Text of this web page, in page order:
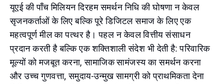
यूएई की पाँच मिलियन दिरहम समर्थन निधि की घोषणा न केवल
सृजनकर्ताओं के लिए बल्कि पूरे डिजिटल समाज के लिए एक
महत्वपूर्ण मील का पत्थर है। पहल न केवल वित्तीय संसाधन
प्रदान करती है बल्कि एक शक्तिशाली संदेश भी देती है: परिवारिक
मूल्यों को मजबूत करना, सामाजिक सामंजस्य का समर्थन करना
और उच्च गुणवत्ता, समुदाय-उन्मुख सामग्री को प्राथमिकता देना